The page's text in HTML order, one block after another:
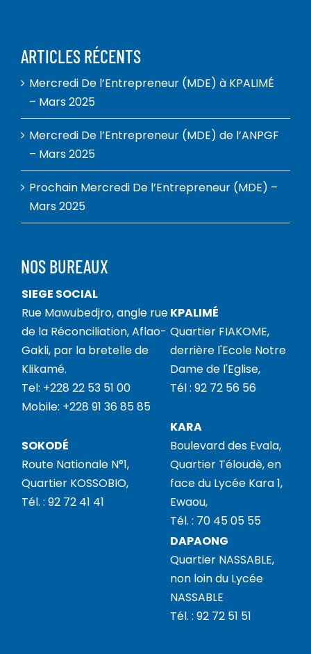
ARTICLES RÉCENTS
Mercredi De l’Entrepreneur (MDE) à KPALIMÉ
– Mars 2025
Mercredi De l’Entrepreneur (MDE) de l’ANPGF
– Mars 2025
Prochain Mercredi De l’Entrepreneur (MDE) –
Mars 2025
NOS BUREAUX
SIEGE SOCIAL
Rue Mawubedjro, angle rue
de la Réconciliation, Aflao-
Gakli, par la bretelle de
Klikamé.
Tel: +228 22 53 51 00
Mobile: +228 91 36 85 85
KPALIMÉ
Quartier FIAKOME,
derrière l'Ecole Notre
Dame de l'Eglise,
Tél : 92 72 56 56
SOKODÉ
Route Nationale N°1,
Quartier KOSSOBIO,
Tél. : 92 72 41 41
KARA
Boulevard des Evala,
Quartier Téloudè, en
face du Lycée Kara 1,
Ewaou,
Tél. : 70 45 05 55
DAPAONG
Quartier NASSABLE,
non loin du Lycée
NASSABLE
Tél. : 92 72 51 51